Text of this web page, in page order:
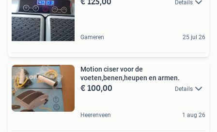
Details
Gameren 25 jul 26
Motion ciser voor de
voeten,benen,heupen en armen.
€ 100,00 Details
Heerenveen 1 aug 26